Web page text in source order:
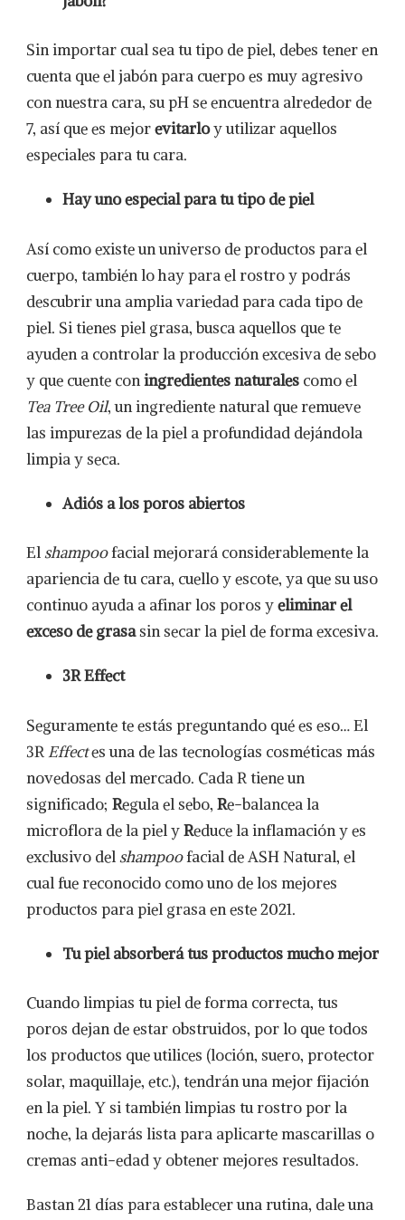
Sin importar cual sea tu tipo de piel, debes tener en
cuenta que el jabón para cuerpo es muy agresivo
con nuestra cara, su pH se encuentra alrededor de
7, así que es mejorevitarloy utilizar aquellos
especiales para tu cara.
Hay uno especial para tu tipo de piel
Así como existe un universo de productos para el
cuerpo, también lo hay para el rostro y podrás
descubrir una amplia variedad para cada tipo de
piel. Si tienes piel grasa, busca aquellos que te
ayuden a controlar la producción excesiva de sebo
y que cuente coningredientes naturales como el
Tea Tree Oil, un ingrediente natural que remueve
las impurezas de la piel a profundidad dejándola
limpia y seca.
Adiós a los poros abiertos
Elshampoofacial mejorará considerablemente la
apariencia de tu cara, cuello y escote, ya que su uso
continuo ayuda a afinar los poros yeliminar el
exceso de grasasin secar la piel de forma excesiva.
3R Effect
Seguramente te estás preguntando qué es eso… El
3REffectes una de las tecnologías cosméticas más
novedosas del mercado. Cada R tiene un
significado; Regula el sebo, Re-balancea la
microflora de la piel yReduce la inflamación y es
exclusivo delshampoofacial de ASH Natural, el
cual fue reconocido como uno de los mejores
productos para piel grasa en este 2021.
Tu piel absorberá tus productos mucho mejor
Cuando limpias tu piel de forma correcta, tus
poros dejan de estar obstruidos, por lo que todos
los productos que utilices (loción, suero, protector
solar, maquillaje, etc.), tendrán una mejor fijación
en la piel. Y si también limpias tu rostro por la
noche, la dejarás lista para aplicarte mascarillas o
cremas anti-edad y obtener mejores resultados.
Bastan 21 días para establecer una rutina, dale una